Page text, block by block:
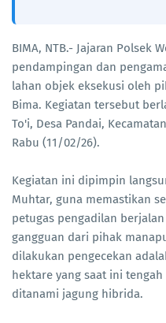
BIMA, NTB.- Jajaran Polsek
pendampingan dan
lahan objek eksekusi oleh
Bima. Kegiatan tersebut
To'i, Desa Pandai,
Rabu (11/02/26).
Kegiatan ini dipimpin
Muhtar, guna memastikan
petugas pengadilan
gangguan dari pihak
dilakukan pengecekan
hektare yang saat ini
ditanami jagung hibrida.